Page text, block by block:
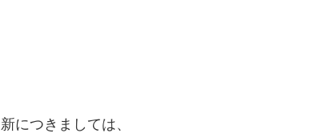
につきましては、